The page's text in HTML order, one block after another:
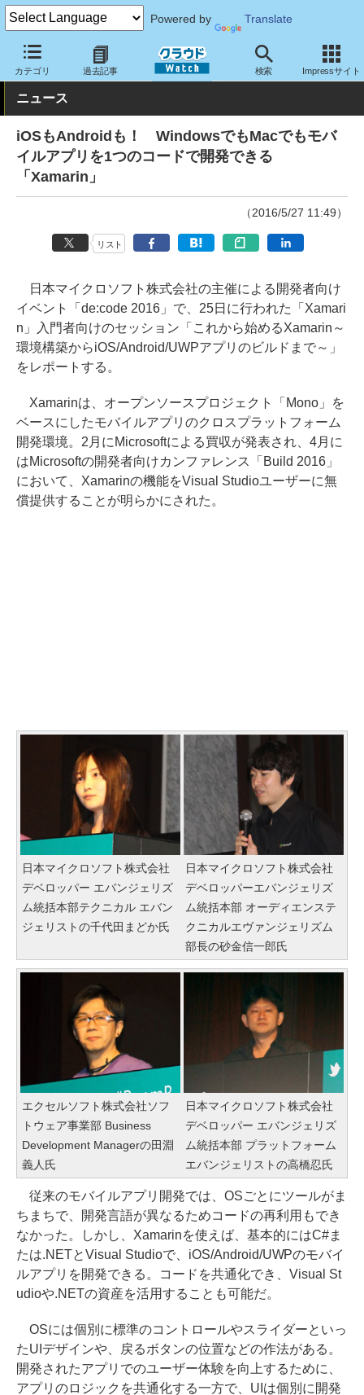
Powered by Translate
カテゴリ 過去記事 検索 Impressサイト
クラウド Watch イベント Microsoft
ニュース
iOSもAndroidも！ WindowsでもMacでもモバ
イルアプリを1つのコードで開発できる
「Xamarin」
（2016/5/27 11:49）
リスト
日本マイクロソフト株式会社の主催による開発者向け
イベント「de:code 2016」で、25日に行われた「Xamari
n」入門者向けのセッション「これから始めるXamarin～
環境構築からiOS/Android/UWPアプリのビルドまで～」
をレポートする。
Xamarinは、オープンソースプロジェクト「Mono」を
ベースにしたモバイルアプリのクロスプラットフォーム
開発環境。2月にMicrosoftによる買収が発表され、4月に
はMicrosoftの開発者向けカンファレンス「Build 2016」
において、Xamarinの機能をVisual Studioユーザーに無
償提供することが明らかにされた。
日本マイクロソフト株式会社
デベロッパー エバンジェリズ
ム統括本部テクニカル エバン
ジェリストの千代田まどか氏
日本マイクロソフト株式会社
デベロッパーエバンジェリズ
ム統括本部 オーディエンステ
クニカルエヴァンジェリズム
部長の砂金信一郎氏
エクセルソフト株式会社ソフ
トウェア事業部 Business
Development Managerの田淵
義人氏
日本マイクロソフト株式会社
デベロッパー エバンジェリズ
ム統括本部 プラットフォーム
エバンジェリストの高橋忍氏
従来のモバイルアプリ開発では、OSごとにツールがま
ちまちで、開発言語が異なるためコードの再利用もでき
なかった。しかし、Xamarinを使えば、基本的にはC#ま
たは.NETとVisual Studioで、iOS/Android/UWPのモバイ
ルアプリを開発できる。コードを共通化でき、Visual St
udioや.NETの資産を活用することも可能だ。
OSには個別に標準のコントロールやスライダーといっ
たUIデザインや、戻るボタンの位置などの作法がある。
開発されたアプリでのユーザー体験を向上するために、
アプリのロジックを共通化する一方で、UIは個別に開発